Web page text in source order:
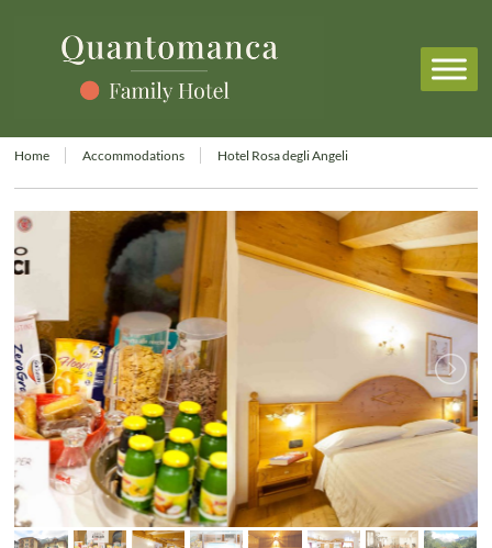
Home Accommodations Hotel Rosa degli Angeli